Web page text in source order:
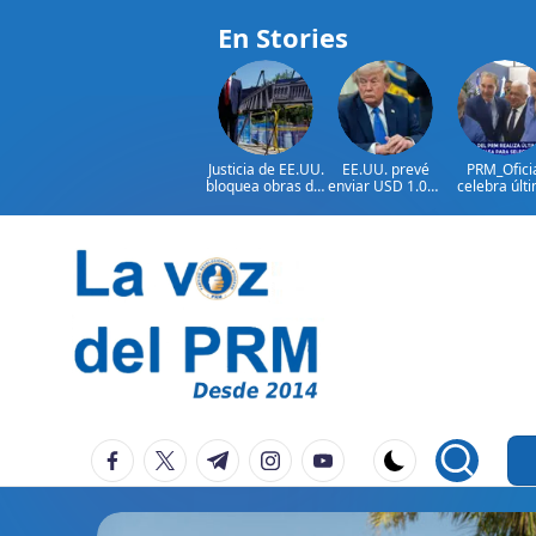
En Stories
Justicia de EE.UU.
bloquea obras del
Trump
EE.UU. prevé
enviar USD 1.000
ayuda a Colombia
celebra
contenido
eVoz
Del
PRM
facebook.com
twitter.com
t.me instagram.com
youtube.com